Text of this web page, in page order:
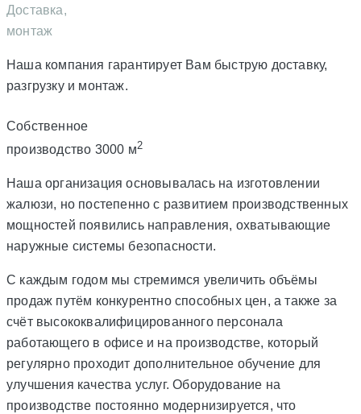
Доставка,
монтаж
Наша компания гарантирует Вам быструю доставку,
разгрузку и монтаж.
Собственное
производство 3000 м2
Наша организация основывалась на изготовлении
жалюзи, но постепенно с развитием производственных
мощностей появились направления, охватывающие
наружные системы безопасности.
С каждым годом мы стремимся увеличить объёмы
продаж путём конкурентно способных цен, а также за
счёт высококвалифицированного персонала
работающего в офисе и на производстве, который
регулярно проходит дополнительное обучение для
улучшения качества услуг. Оборудование на
производстве постоянно модернизируется, что